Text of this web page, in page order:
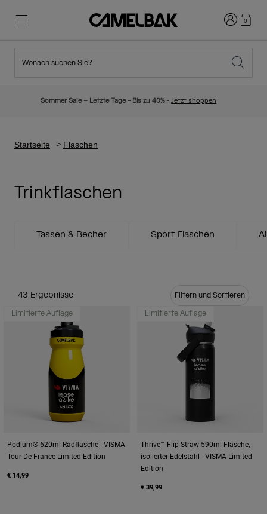
Neuigkeiten
Trinkwesten
Sport Trinkflaschen
Gürtel & Hüfttaschen
Fahrradtaschen
Trinkblasen
Zubehör
Anmelden
0
Wonach suchen Sie?
Sommer Sale – Letzte Tage - Bis zu 40% -Jetzt shoppen
Startseite Flaschen
Trinkflaschen
Tassen & Becher Sport Flaschen
43 Ergebnisse
Filtern und Sortieren
Limitierte Auflage
Podium® 620ml Radflasche - VISMA
Tour De France Limited Edition
€ 14,99
Limitierte Auflage
Thrive™ Flip Straw 590ml Flasche,
isolierter Edelstahl - VISMA Limited
Edition
€ 39,99